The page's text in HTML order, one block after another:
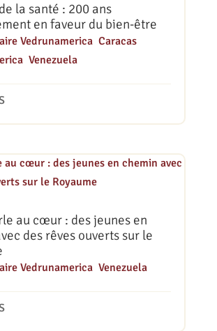
la santé : 200 ans
en faveur du bien-être
Vedrunamerica, Caracas,
, Venezuela
au cœur : des jeunes en
des rêves ouverts sur le
Vedrunamerica, Venezuela